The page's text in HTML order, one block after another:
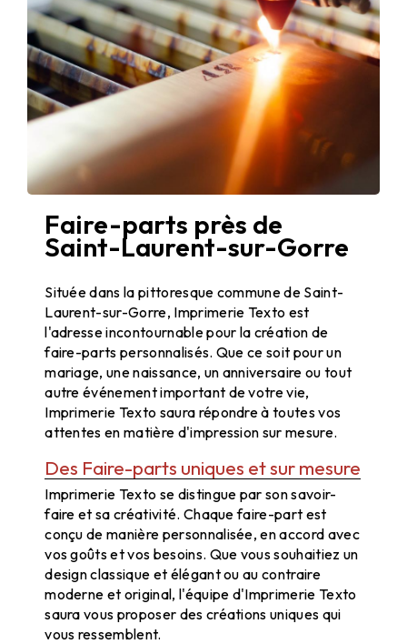
Faire-parts près de
Saint-Laurent-sur-Gorre
Située dans la pittoresque commune de Saint-
Laurent-sur-Gorre, Imprimerie Texto est
l'adresse incontournable pour la création de
faire-parts personnalisés. Que ce soit pour un
mariage, une naissance, un anniversaire ou tout
autre événement important de votre vie,
Imprimerie Texto saura répondre à toutes vos
attentes en matière d'impression sur mesure.
Des Faire-parts uniques et sur mesure
Imprimerie Texto se distingue par son savoir-
faire et sa créativité. Chaque faire-part est
conçu de manière personnalisée, en accord avec
vos goûts et vos besoins. Que vous souhaitiez un
design classique et élégant ou au contraire
moderne et original, l'équipe d'Imprimerie Texto
saura vous proposer des créations uniques qui
vous ressemblent.